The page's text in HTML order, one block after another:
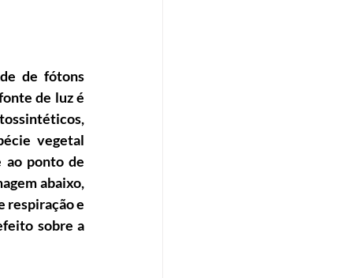
de fótons
de luz é
vegetal
ao ponto de
abaixo,
respiração e
sobre a